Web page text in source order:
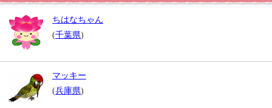
ちはなちゃん
(千葉県)
マッキー
(兵庫県)